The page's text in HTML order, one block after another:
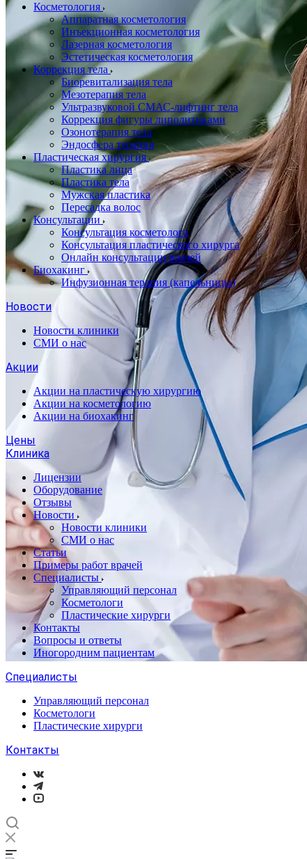
Косметология
Аппаратная косметология
Инъекционная косметология
Лазерная косметология
Эстетическая косметология
Коррекция тела
Биоревитализация тела
Мезотерапия тела
Ультразвуковой СМАС-лифтинг тела
Коррекция фигуры липолитиками
Озонотерапия тела
Эндосфера терапия
Пластическая хирургия
Пластика лица
Пластика тела
Мужская пластика
Пересадка волос
Консультации
Консультация косметолога
Консультация пластического хирурга
Онлайн консультации врачей
Биохакинг
Инфузионная терапия (капельницы)
Новости
Новости клиники
СМИ о нас
Акции
Акции на пластическую хирургию
Акции на косметологию
Акции на биохакинг
Цены
Клиника
Лицензии
Оборудование
Отзывы
Новости
Новости клиники
СМИ о нас
Статьи
Примеры работ врачей
Специалисты
Управляющий персонал
Косметологи
Пластические хирурги
Контакты
Вопросы и ответы
Иногородним пациентам
Специалисты
Управляющий персонал
Косметологи
Пластические хирурги
Контакты